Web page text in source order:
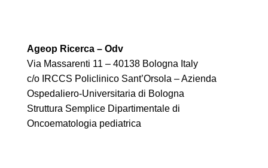
Ageop Ricerca – Odv
Via Massarenti 11 – 40138 Bologna Italy
c/o IRCCS Policlinico Sant’Orsola – Azienda
Ospedaliero-Universitaria di Bologna
Struttura Semplice Dipartimentale di
Oncoematologia pediatrica